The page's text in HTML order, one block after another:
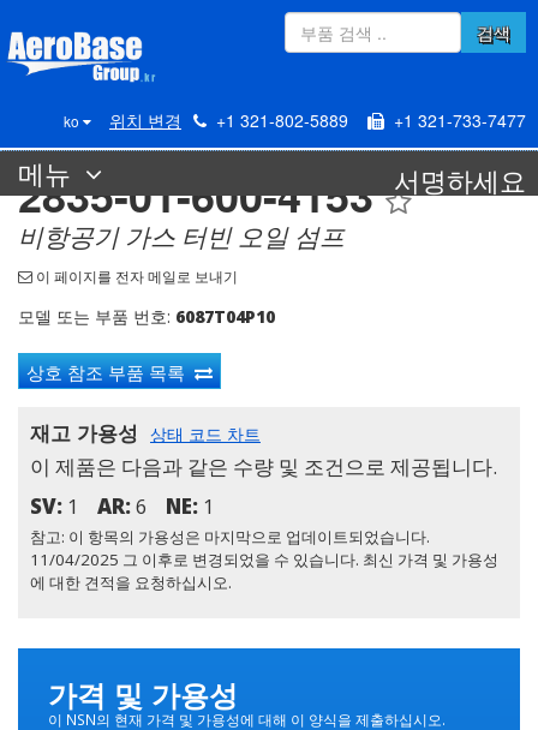
ko 위치 변경 +1 321-802-5889 +1 321-733-7477
검색
메뉴 서명하세요
2835-01-600-4153
비항공기 가스 터빈 오일 섬프
이 페이지를 전자 메일로 보내기
모델 또는 부품 번호: 6087T04P10
상호 참조 부품 목록
재고 가용성 상태 코드 차트
이 제품은 다음과 같은 수량 및 조건으로 제공됩니다.
SV: 1 AR:6 NE: 1
참고: 이 항목의 가용성은 마지막으로 업데이트되었습니다.
11/04/2025 그 이후로 변경되었을 수 있습니다. 최신 가격 및 가용성
에 대한 견적을 요청하십시오.
가격 및 가용성
이 NSN의 현재 가격 및 가용성에 대해 이 양식을 제출하십시오.